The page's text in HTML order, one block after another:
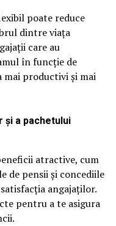
poate reduce
dintre viața
care au
în funcție de
mai productivi și mai
și a pachetului
atractive, cum
de pensii și concediile
angajaților.
pentru a te asigura